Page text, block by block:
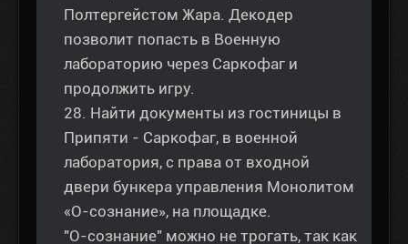
Полтергейстом Жара. Декодер
позволит попасть в Военную
лабораторию через Саркофаг и
продолжить игру.
28. Найти документы из гостиницы в
Припяти - Саркофаг, в военной
лаборатория, с права от входной
двери бункера управления Монолитом
«О-сознание», на площадке.
"О-сознание" можно не трогать, так как